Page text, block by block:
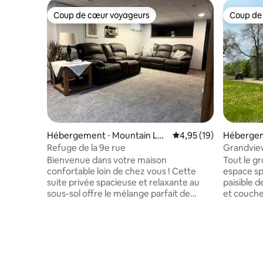
Coup de cœur voyageurs
Coup de cœur voyageurs
Hébergement ⋅ Mountain Lak
e
Évaluation moyenne
4,95 (19)
Refuge de la 9e rue
Bienvenue dans votre maison
confortable loin de chez vous ! Cette
suite privée spacieuse et relaxante au
sous-sol offre le mélange parfait de
Coup
Coup
e
Tout le
espace
paisible
et couchers de